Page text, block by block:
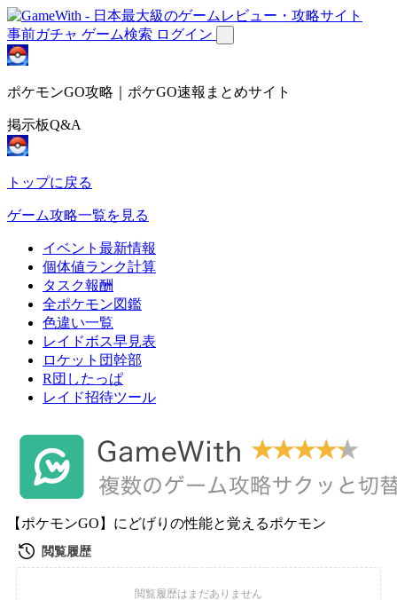
事前ガチャ ゲーム検索 ログイン
ポケモンGO攻略｜ポケGO速報まとめサイト
掲示板Q&A
トップに戻る
ゲーム攻略一覧を見る
イベント最新情報
個体値ランク計算
タスク報酬
全ポケモン図鑑
色違い一覧
レイドボス早見表
ロケット団幹部
R団したっぱ
レイド招待ツール
【ポケモンGO】にどげりの性能と覚えるポケモン